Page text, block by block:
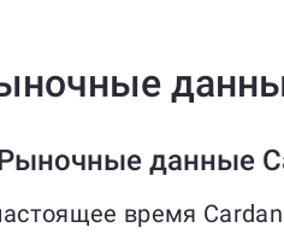
данные
время